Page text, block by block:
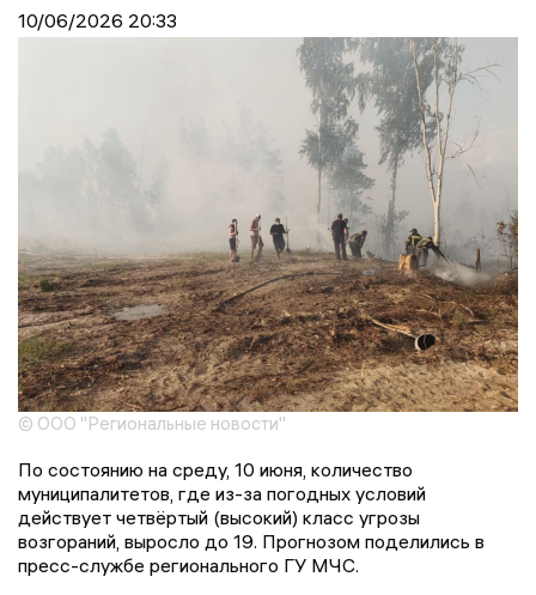
10/06/2026 20:33
© ООО "Региональные новости"
По состоянию на среду, 10 июня, количество
муниципалитетов, где из-за погодных условий
действует четвёртый (высокий) класс угрозы
возгораний, выросло до 19. Прогнозом поделились в
пресс-службе регионального ГУ МЧС.